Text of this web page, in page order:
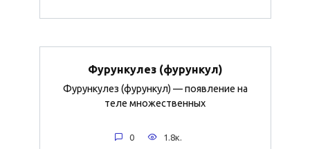
Фурункулез (фурункул)
Фурункулез (фурункул) — появление на
теле множественных
0 1.8к.